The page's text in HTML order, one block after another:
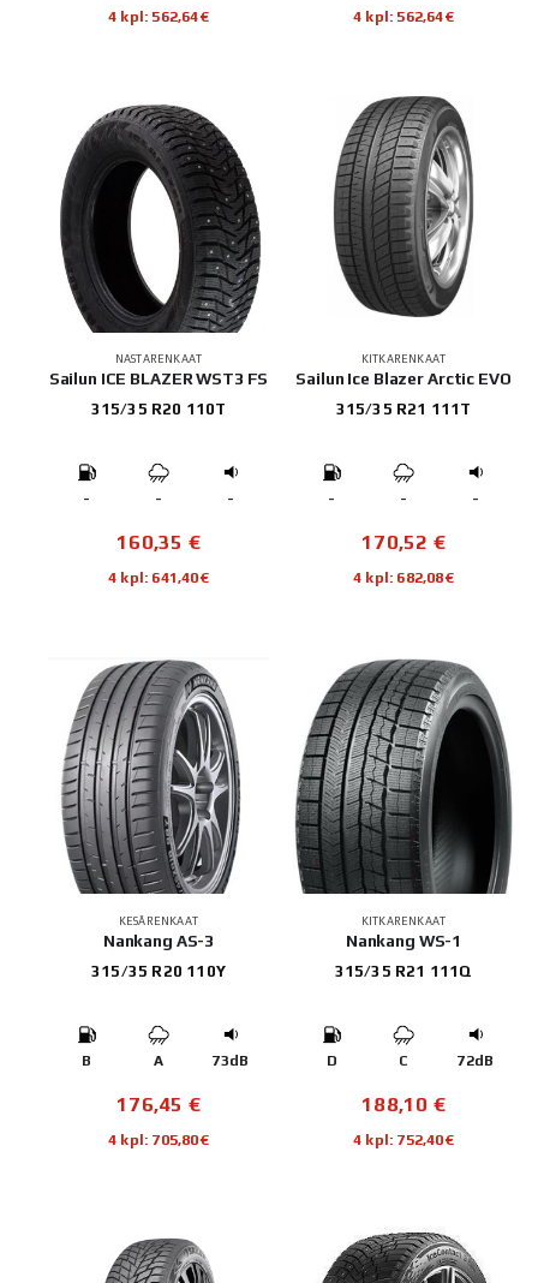
4 kpl: 562,64€ 4 kpl: 562,64€
NASTARENKAAT
Sailun ICE BLAZER WST3 FS
315/35 R20 110T
- - -
160,35 €
4 kpl: 641,40€
KITKARENKAAT
Sailun Ice Blazer Arctic EVO
315/35 R21 111T
- - -
170,52 €
4 kpl: 682,08€
KESÄRENKAAT
Nankang AS-3
315/35 R20 110Y
B A 73dB
176,45 €
4 kpl: 705,80€
KITKARENKAAT
Nankang WS-1
315/35 R21 111Q
D C 72dB
188,10 €
4 kpl: 752,40€